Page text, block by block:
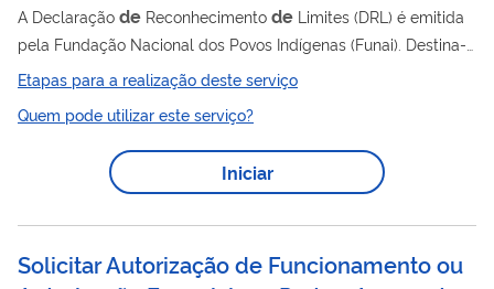
A Declaração de Reconhecimento de Limites (DRL) é emitida
pela Fundação Nacional dos Povos Indígenas (Funai). Destina-
se a certificar que os limitesde imóveis respeitam as terras
indígenas. Serve ainda como anuência para a certificação
fundiária, conforme a Lei nº 10.267/2001 (Lei do
Georreferenciamento). Será emitida DRL apenas para imóveis
terras indígenas. A emissão da DRL...
Etapas para a realização deste serviço
Quem pode utilizar este serviço?
Iniciar
Solicitar Autorização de Funcionamento ou